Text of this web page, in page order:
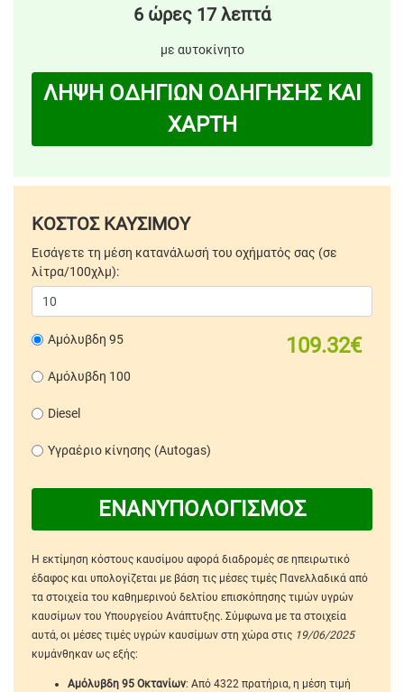
6 ώρες 17 λεπτά
με αυτοκίνητο
ΛΗΨΗ ΟΔΗΓΙΩΝ ΟΔΗΓΗΣΗΣ ΚΑΙ
ΧΑΡΤΗ
ΚΟΣΤΟΣ ΚΑΥΣΙΜΟΥ
Εισάγετε τη μέση κατανάλωσή του οχήματός σας (σε
λίτρα/100χλμ):
109.32€
Αμόλυβδη 95
Αμόλυβδη 100
Diesel
Υγραέριο κίνησης (Autogas)
ΕΝΑΝΥΠΟΛΟΓΙΣΜΟΣ
Η εκτίμηση κόστους καυσίμου αφορά διαδρομές σε ηπειρωτικό
έδαφος και υπολογίζεται με βάση τις μέσες τιμές Πανελλαδικά από
τα στοιχεία του καθημερινού δελτίου επισκόπησης τιμών υγρών
καυσίμων του Υπουργείου Ανάπτυξης. Σύμφωνα με τα στοιχεία
αυτά, οι μέσες τιμές υγρών καυσίμων στη χώρα στις 19/06/2025
κυμάνθηκαν ως εξής:
Αμόλυβδη 95 Οκτανίων: Από 4322 πρατήρια, η μέση τιμή